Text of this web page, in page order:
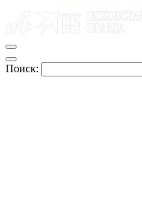
Поиск: